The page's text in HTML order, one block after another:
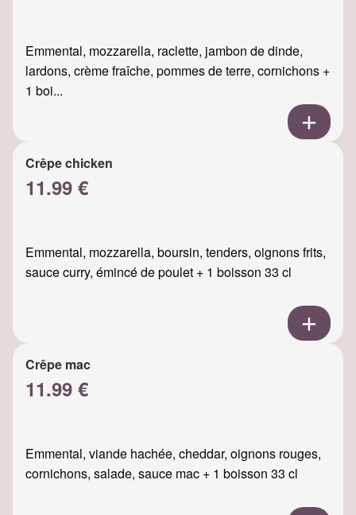
Emmental, mozzarella, raclette, jambon de dinde,
lardons, crème fraîche, pommes de terre, cornichons +
1 boi...
Crêpe chicken
11.99 €
Emmental, mozzarella, boursin, tenders, oignons frits,
sauce curry, émincé de poulet + 1 boisson 33 cl
Crêpe mac
11.99 €
Emmental, viande hachée, cheddar, oignons rouges,
cornichons, salade, sauce mac + 1 boisson 33 cl